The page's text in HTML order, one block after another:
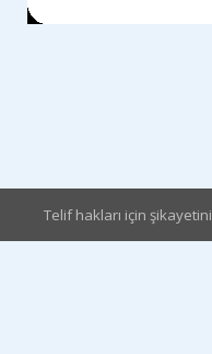
Telif hakları için